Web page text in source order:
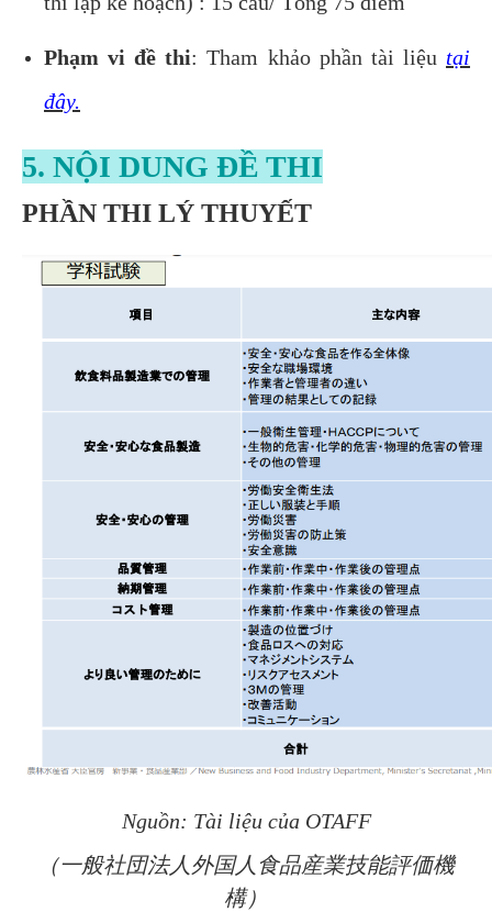
Phạm vi đề thi: Tham khảo phần tài liệu tại
đây.
5. NỘI DUNG ĐỀ THI
PHẦN THI LÝ THUYẾT
Nguồn: Tài liệu của OTAFF
（一般社団法人外国人食品産業技能評価機
構）